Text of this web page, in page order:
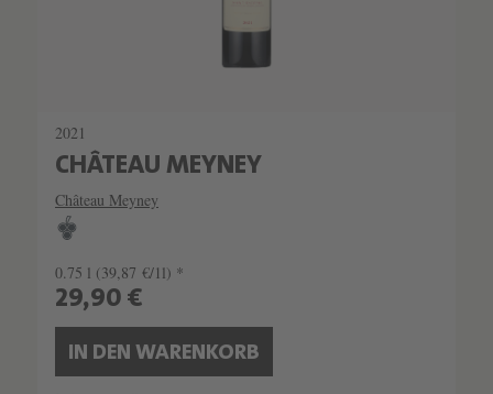
2021
CHÂTEAU MEYNEY
Château Meyney
0.75 l (39,87 €/1l) *
29,90 €
IN DEN WARENKORB